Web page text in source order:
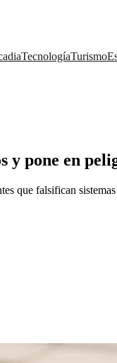
TecnologíaTurismo
y pone en
que falsifican